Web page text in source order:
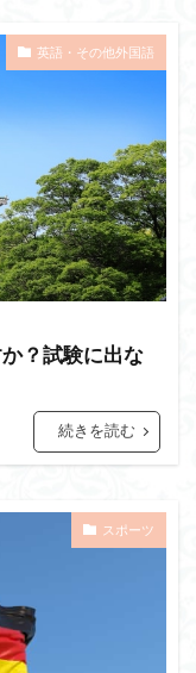
英語・その他外国語
？試験に出な
続きを読む
スポーツ